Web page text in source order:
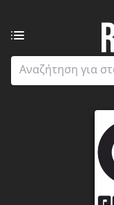
σταθμοί
από: